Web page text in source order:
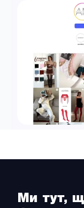
Ми тут,